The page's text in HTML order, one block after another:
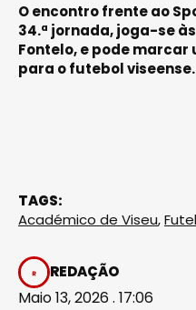
O encontro frente ao
34.ª jornada, joga-se às
Fontelo, e pode
para o futebol viseense.
TAGS:
Académico de Viseu,
REDAÇÃO
Maio 13, 2026 . 17:06